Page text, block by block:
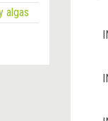
algas